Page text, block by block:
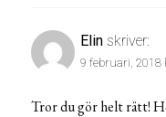
Elin skriver:
9 februari, 2018
Tror du gör helt rätt!